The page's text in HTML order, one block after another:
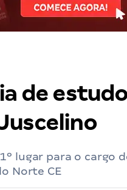
de
lugar para o cargo
Norte CE